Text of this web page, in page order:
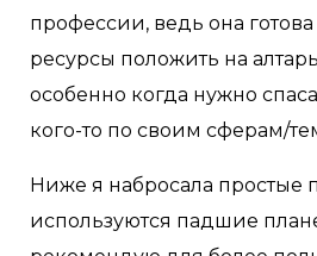
профессии, ведь она
ресурсы положить на
особенно когда нужно
кого-то по своим сферам/
Ниже я набросала простые
используются падшие